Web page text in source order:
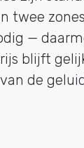
twee
—
blijft
de